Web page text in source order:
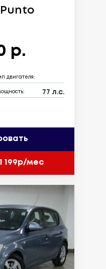
р.
двигателя:
77 л.с.
199р/мес